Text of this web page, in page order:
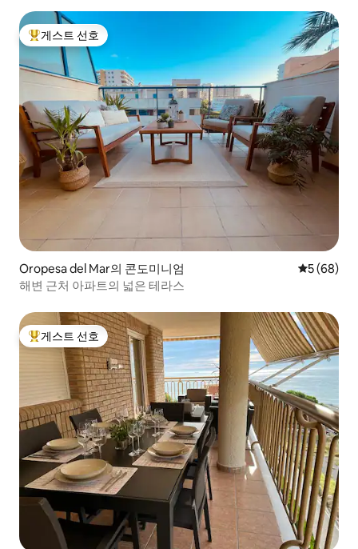
상위 게스트 선호
게스트 선호
Oropesa del Mar의 콘도미니엄 평점 5점(5
5 (68)
해변 근처 아파트의 넓은 테라스
상위 게스트 선호
게스트 선호